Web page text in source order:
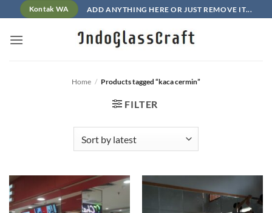
to
content
Kontak WA ADD ANYTHING HERE OR JUST REMOVE IT...
Home / Products tagged “kaca cermin”
FILTER